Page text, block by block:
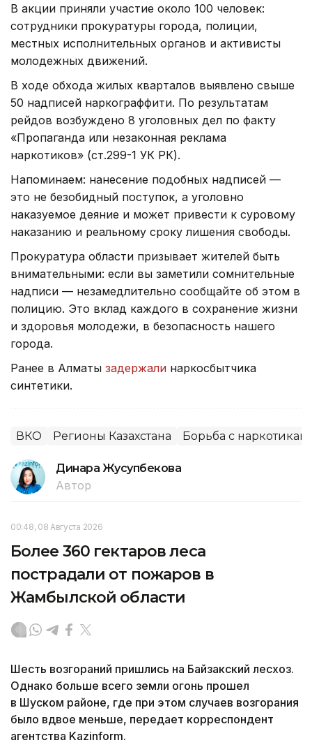
В акции приняли участие около 100 человек:
сотрудники прокуратуры города, полиции,
местных исполнительных органов и активисты
молодежных движений.
В ходе обхода жилых кварталов выявлено свыше
50 надписей наркограффити. По результатам
рейдов возбуждено 8 уголовных дел по факту
«Пропаганда или незаконная реклама
наркотиков» (ст.299-1 УК РК).
Напоминаем: нанесение подобных надписей —
это не безобидный поступок, а уголовно
наказуемое деяние и может привести к суровому
наказанию и реальному сроку лишения свободы.
Прокуратура области призывает жителей быть
внимательными: если вы заметили сомнительные
надписи — незамедлительно сообщайте об этом в
полицию. Это вклад каждого в сохранение жизни
и здоровья молодежи, в безопасность нашего
города.
Ранее в Алматы задержали наркосбытчика
синтетики.
ВКО Регионы Казахстана Борьба с
Динара Жусупбекова
Автор
00:48, 08 Августа 2026
Более 360 гектаров леса
пострадали от пожаров в
Жамбылской области
Шесть возгораний пришлись на Байзакский лесхоз.
Однако больше всего земли огонь прошел
в Шуском районе, где при этом случаев возгорания
было вдвое меньше, передает корреспондент
агентства Kazinform.